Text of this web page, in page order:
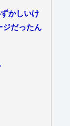
かしいけ
ジだったん